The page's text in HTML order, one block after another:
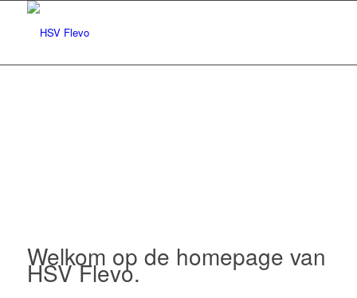
Welkom op de homepage van
HSV Flevo.